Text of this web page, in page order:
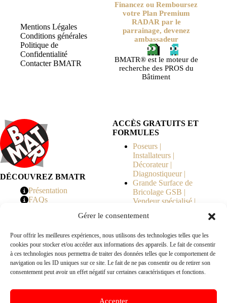
Gérer le consentement
Pour offrir les meilleures expériences, nous utilisons des technologies telles que les
cookies pour stocker et/ou accéder aux informations des appareils. Le fait de consentir
à ces technologies nous permettra de traiter des données telles que le comportement de
navigation ou les ID uniques sur ce site. Le fait de ne pas consentir ou de retirer son
consentement peut avoir un effet négatif sur certaines caractéristiques et fonctions.
Accepter
Mentions Légales
Conditions générales
Politique de
Confidentialité
Contacter BMATR
Financez ou Remboursez
votre Plan Premium
RADAR par le
parrainage, devenez
ambassadeur
BMATR® est le moteur de
recherche des PROS du
Bâtiment
DÉCOUVREZ BMATR
Présentation
FAQs
ACCÈS GRATUITS ET
FORMULES
Poseurs |
Installateurs |
Décorateur |
Diagnostiqueur |
Grande Surface de
Bricolage GSB |
Vendeur spécialisé |
Copropriété | MOE |
en Travaux |
Fabricants | Marque |
© 2026 BMATR® — Tous droits réservés.